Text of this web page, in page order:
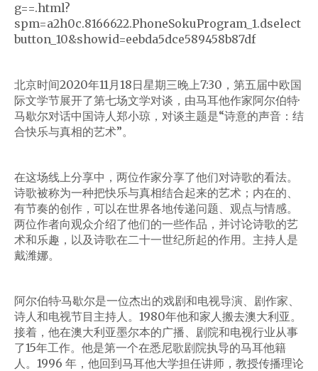
g==.html?
spm=a2h0c.8166622.PhoneSokuProgram_1.dselect
button_10&showid=eebda5dce589458b87df
北京时间2020年11月18日星期三晚上7:30，第五届中欧国
际文学节展开了第七场文学对谈，由马耳他作家阿尔伯特·
马歇尔对话中国诗人郑小琼，对谈主题是“诗意的声音：结
合快乐与真相的艺术”。
在这场线上分享中，两位作家分享了他们对诗歌的看法。
诗歌被称为一种把快乐与真相结合起来的艺术；内在的、
有节奏的创作，可以在世界各地传递问题、观点与情感。
两位作者向观众介绍了他们的一些作品，并讨论诗歌的艺
术和乐趣，以及诗歌在二十一世纪所起的作用。主持人是
戴潍娜。
阿尔伯特·马歇尔是一位杰出的戏剧和电视导演、剧作家、
诗人和电视节目主持人。1980年他和家人搬去澳大利亚。
接着，他在澳大利亚墨尔本的广播、剧院和电视行业从事
了15年工作。他是第一个在悉尼歌剧院执导的马耳他籍
人。1996 年，他回到马耳他大学担任讲师，教授传播理论